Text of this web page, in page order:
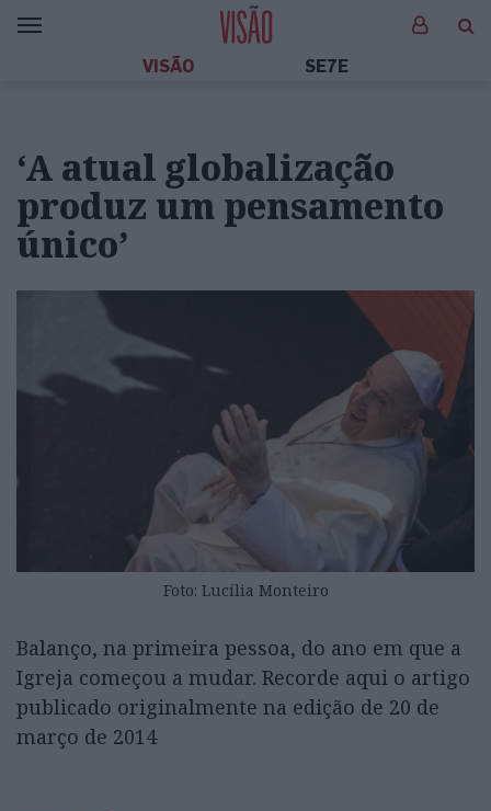
VISÃO SE7E
‘A atual globalização
produz um pensamento
único’
Foto: Lucília Monteiro
Balanço, na primeira pessoa, do ano em que a
Igreja começou a mudar. Recorde aqui o artigo
publicado originalmente na edição de 20 de
março de 2014